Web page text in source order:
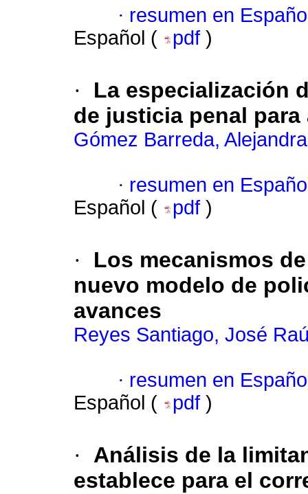
· resumen en
Español (
pdf )
·
La especialización
de justicia penal
Gómez Barreda,
· resumen en
Español (
pdf )
·
Los mecanismos
nuevo modelo de
avances
Reyes Santiago, José
· resumen en
Español (
pdf )
·
Análisis de la
establece para el